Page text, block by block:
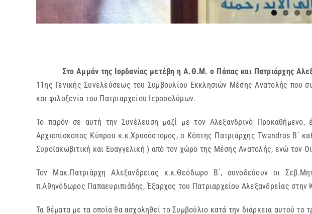
Στο Αμμάν της Ιορδανίας μετέβη η Α.Θ.Μ. ο Πάπας και Πατριάρχης
11ης Γενικής Συνελεύσεως του Συμβουλίου Εκκλησιών Μέσης Ανατολής που
και φιλοξενία του Πατριαρχείου Ιεροσολύμων.
Το παρόν σε αυτή την Συνέλευση μαζί με τον Αλεξανδρινό Προκαθήμενο,
Αρχιεπίσκοπος Κύπρου κ.κ.Χρυσόστομος, ο Κόπτης Πατριάρχης Twandros Β΄
Συροϊακωβιτική και Ευαγγελική ) από τον χώρο της Μέσης Ανατολής, ενώ τον
Τον Μακ.Πατριάρχη Αλεξανδρείας κ.κ.Θεόδωρο Β΄, συνοδεύουν οι
π.Αθηνόδωρος Παπαευριπιάδης, Έξαρχος του Πατριαρχείου Αλεξανδρείας στην
Τα θέματα με τα οποία θα ασχοληθεί το Συμβούλιο κατά την διάρκεια αυτού το